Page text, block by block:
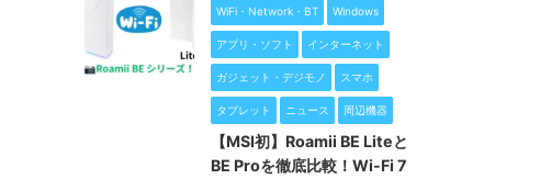
WiFi・Network・BT Windows
アプリ・ソフト インターネット
ガジェット・デジモノ スマホ
タブレット ニュース 周辺機器
【MSI初】Roamii BE Liteと
BE Proを徹底比較！Wi-Fi 7